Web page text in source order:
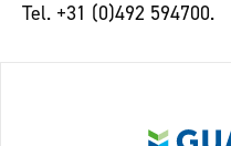
Tel. +31 (0)492 594700.